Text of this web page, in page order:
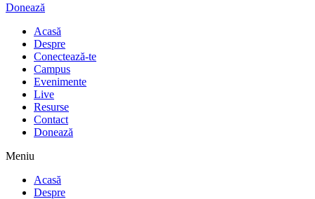
Donează
Acasă
Despre
Conectează-te
Campus
Evenimente
Live
Resurse
Contact
Donează
Meniu
Acasă
Despre